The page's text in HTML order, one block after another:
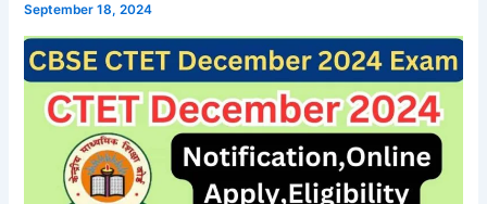
September 18, 2024